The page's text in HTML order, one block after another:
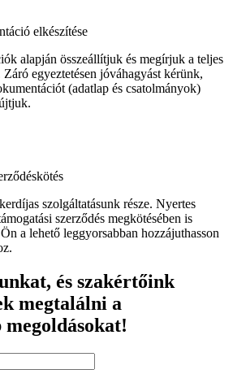
elkészítése
alapján összeállítjuk és megírjuk a teljes
egyeztetésen jóváhagyást kérünk,
(adatlap és csatolmányok)
szolgáltatásunk része. Nyertes
szerződés megkötésében is
a lehető leggyorsabban hozzájuthasson
és szakértőink
megtalálni a